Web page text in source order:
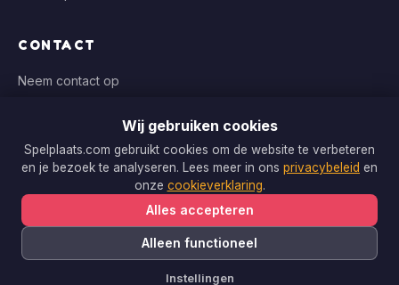
CONTACT
Neem contact op
WIJ VERGELIJKEN BIJ
Bol.com, Spellenrijk, Boardgameshop.nl
Copyright © 2026 Spelplaats.com. Alle rechten voorbehouden.
Wij gebruiken cookies
Spelplaats.com gebruikt cookies om de website te verbeteren
en je bezoek te analyseren. Lees meer in ons privacybeleid en
onze cookieverklaring.
Alles accepteren
Alleen functioneel
Instellingen